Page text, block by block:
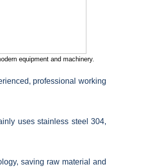
equipment and machinery.
professional working
uses stainless steel 304,
saving raw material and